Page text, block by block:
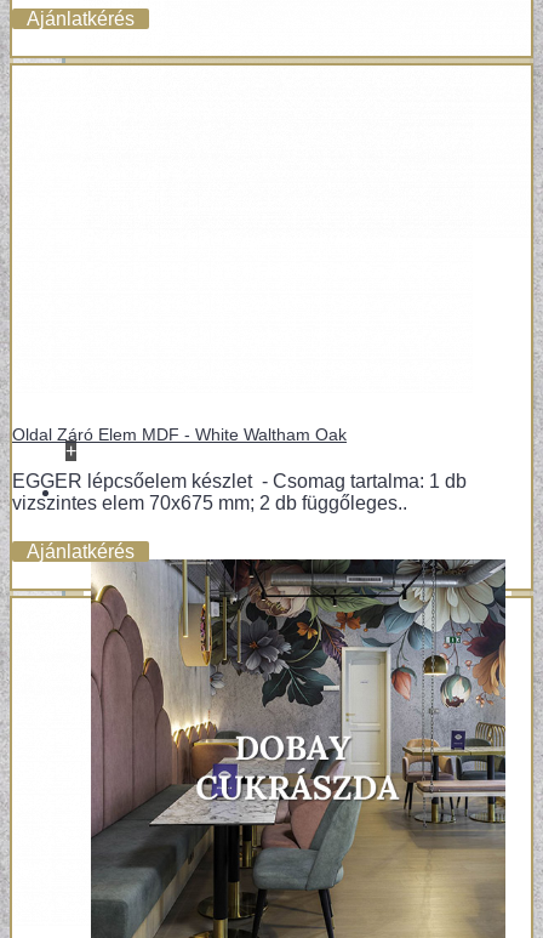
+
REFERENCIÁK
Ajánlatkérés
Oldal Záró Elem MDF - White Waltham Oak
EGGER lépcsőelem készlet - Csomag tartalma: 1 db
vizszintes elem 70x675 mm; 2 db függőleges..
Ajánlatkérés